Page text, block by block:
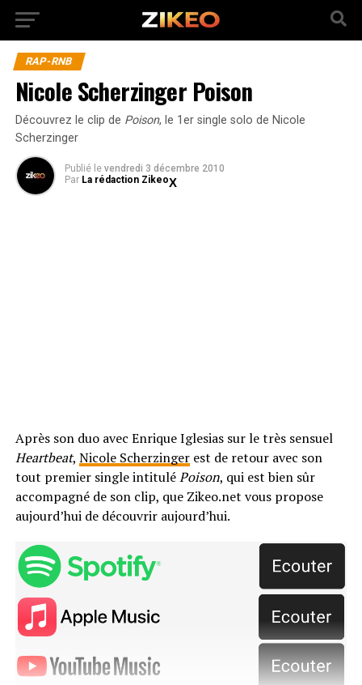
RAP-RNB
Nicole Scherzinger Poison
Découvrez le clip de Poison, le 1er single solo de Nicole
Scherzinger
Publié le vendredi 3 décembre 2010
Par La rédaction Zikeo
Après son duo avec Enrique Iglesias sur le très sensuel
Heartbeat, Nicole Scherzingerest de retour avec son
tout premier single intituléPoison, qui est bien sûr
accompagné de son clip, que Zikeo.net vous propose
aujourd’hui de découvrir aujourd’hui.